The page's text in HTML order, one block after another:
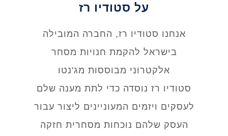
על סטודיו רז
אנחנו סטודיו רז, החברה המובילה
בישראל להקמת חנויות מסחר
אלקטרוני מבוססות מג'נטו
סטודיו רז נוסדה כדי לתת מענה שלם
לעסקים ויזמים המעוניינים ליצור עבור
העסק שלהם נוכחות מסחרית חזקה